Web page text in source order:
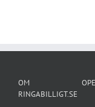
OM
RINGABILLIGT.SE